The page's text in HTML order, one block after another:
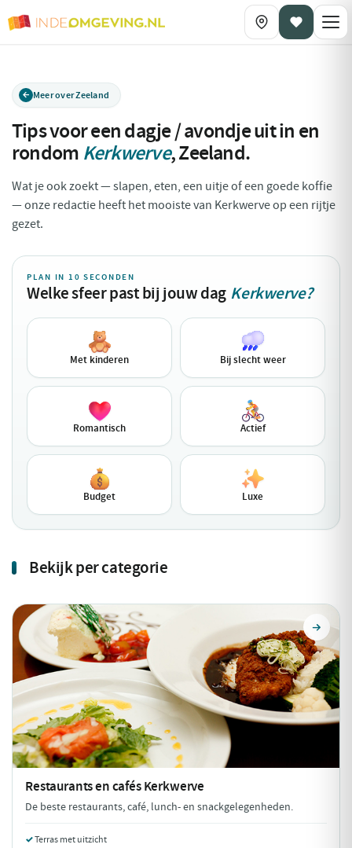
Meer over Zeeland
Tips voor een dagje / avondje uit in en
rondom Kerkwerve,Zeeland.
Wat je ook zoekt — slapen, eten, een uitje of een goede koffie
— onze redactie heeft het mooiste van Kerkwerve op een rijtje
gezet.
PLAN IN 10 SECONDEN
Welke sfeer past bij jouw dag Kerkwerve?
Met kinderen Bij slecht weer
Romantisch Actief
Budget Luxe
Bekijk per categorie
Restaurants en cafésKerkwerve
De beste restaurants, café, lunch- en snackgelegenheden.
Terras met uitzicht